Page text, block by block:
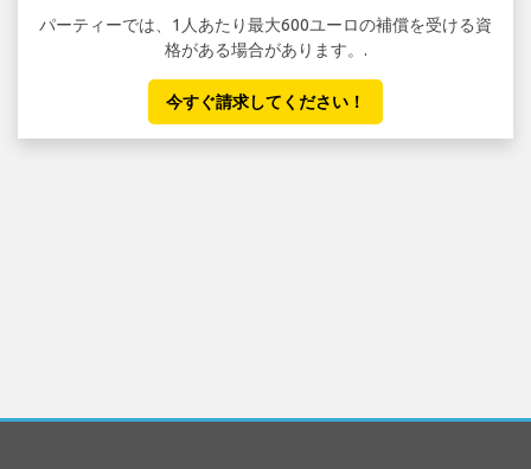
パーティーでは、1人あたり最大600ユーロの補償を受ける資
格がある場合があります。.
今すぐ請求してください！